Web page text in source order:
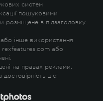
систем
пошуковими
розміщене в підзаголовку
інше використання
rexfeatures.com або
на правах реклами.
цієї